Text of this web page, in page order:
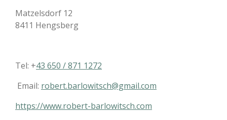
Matzelsdorf 12
8411 Hengsberg
Tel: +43 650 / 871 1272
Email: robert.barlowitsch@gmail.com
https://www.robert-barlowitsch.com